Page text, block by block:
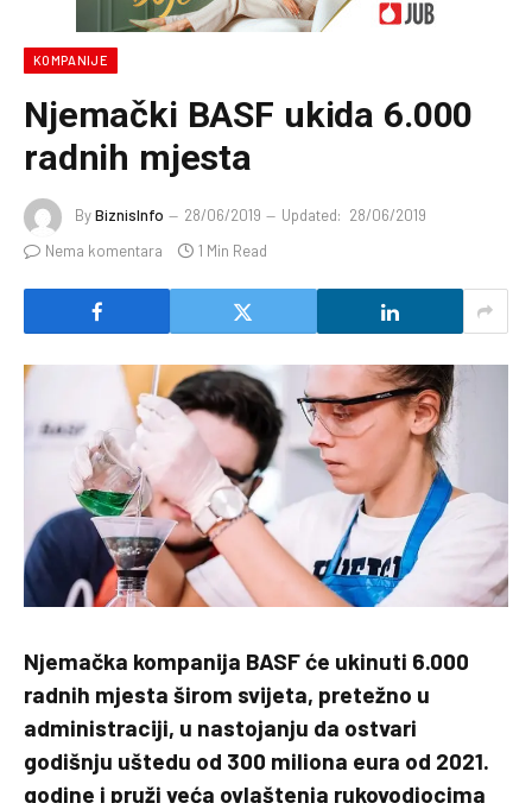
KOMPANIJE
Njemački BASF ukida 6.000
radnih mjesta
ByBiznisInfo 28/06/2019 Updated: 28/06/2019
Nema komentara
1 Min Read
Njemačka kompanija BASF će ukinuti 6.000
radnih mjesta širom svijeta, pretežno u
administraciji, u nastojanju da ostvari
godišnju uštedu od 300 miliona eura od 2021.
godine i pruži veća ovlaštenja rukovodiocima